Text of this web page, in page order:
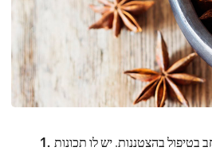
בטיפול בהצטננות. יש לו תכונות